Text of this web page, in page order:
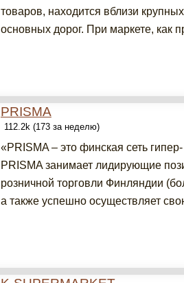
товаров, находится вблизи
основных дорог. При маркете, как
PRISMA
112.2k (173 за неделю)
«PRISMA – это финская сеть
PRISMA занимает лидирующие
розничной торговли Финляндии
а также успешно осуществляет